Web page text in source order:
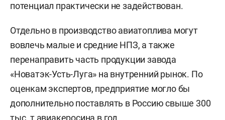
потенциал практически не задействован.
Отдельно в производство авиатоплива могут
вовлечь малые и средние НПЗ, а также
перенаправить часть продукции завода
«Новатэк-Усть-Луга» на внутренний рынок. По
оценкам экспертов, предприятие могло бы
дополнительно поставлять в Россию свыше 300